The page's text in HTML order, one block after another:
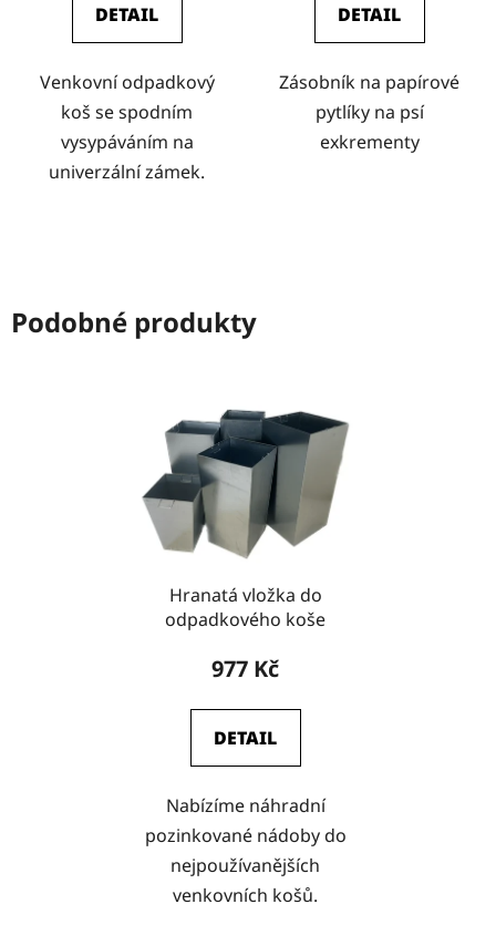
DETAIL
Venkovní odpadkový
koš se spodním
vysypáváním na
univerzální zámek.
DETAIL
Zásobník na papírové
pytlíky na psí
exkrementy
Podobné produkty
Hranatá vložka do
odpadkového koše
977 Kč
DETAIL
Nabízíme náhradní
pozinkované nádoby do
nejpoužívanějších
venkovních košů.